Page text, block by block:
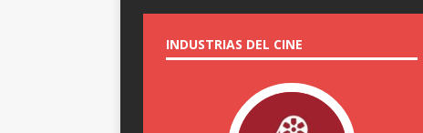
INDUSTRIAS DEL CINE